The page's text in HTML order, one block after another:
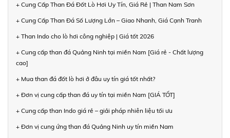
+ Cung Cấp Than Đá Đốt Lò Hơi Uy Tín, Giá Rẻ | Than Nam Sơn
+ Cung Cấp Than Đá Số Lượng Lớn – Giao Nhanh, Giá Cạnh Tranh
+ Than Indo cho lò hơi công nghiệp | Giá tốt 2026
+ Cung cấp than đá Quảng Ninh tại miền Nam [Giá rẻ - Chất lượng
cao]
+ Mua than đá đốt lò hơi ở đâu uy tín giá tốt nhất?
+ Đơn vị cung cấp than đá uy tín tại miền Nam [GIÁ TỐT]
+ Cung cấp than Indo giá rẻ – giải pháp nhiên liệu tối ưu
+ Đơn vị cung ứng than đá Quảng Ninh uy tín miền Nam